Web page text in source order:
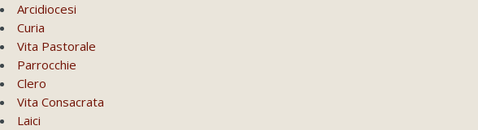
Arcidiocesi
Curia
Vita Pastorale
Parrocchie
Clero
Vita Consacrata
Laici